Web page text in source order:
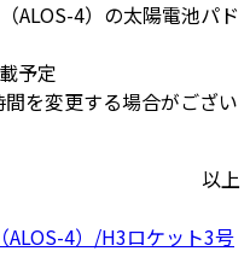
ALOS-4）の太陽電池パド
予定
を変更する場合がござい
以上
4）/H3ロケット3号